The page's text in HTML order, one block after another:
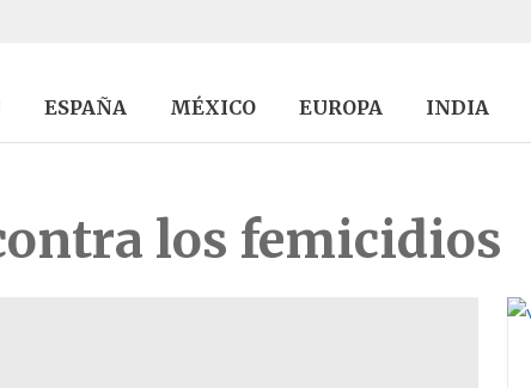
ESPAÑA MÉXICO EUROPA INDIA
los femicidios